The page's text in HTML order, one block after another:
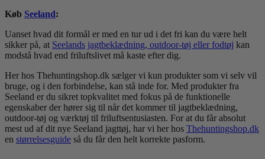
Køb Seeland:
Uanset hvad dit formål er med en tur ud i det fri kan du være helt
sikker på, at Seelands jagtbeklædning, outdoor-tøj eller fodtøj kan
modstå hvad end friluftslivet må kaste efter dig.
Her hos Thehuntingshop.dk sælger vi kun produkter som vi selv vil
bruge, og i den forbindelse, kan stå inde for. Med produkter fra
Seeland er du sikret topkvalitet med fokus på de funktionelle
egenskaber der hører sig til når det kommer til jagtbeklædning,
outdoor-tøj og værktøj til friluftsentusiasten. For at du får absolut
mest ud af dit nye Seeland jagttøj, har vi her hos Thehuntingshop.dk
en størrelsesguide så du får den helt korrekte pasform.